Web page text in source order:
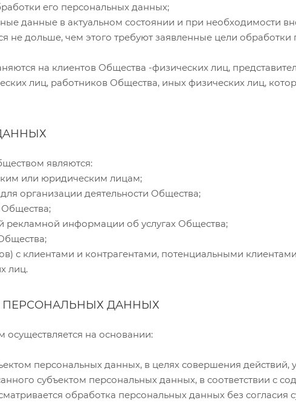
его персональных данных;
данные в актуальном состоянии и при необходимости
не дольше, чем этого требуют заявленные цели
на клиентов Общества -физических лиц,
лиц, работников Общества, иных физических лиц,
являются:
или юридическим лицам;
организации деятельности Общества;
Общества;
информации об услугах Общества;
с клиентами и контрагентами, потенциальными
лиц.
ДАННЫХ
на основании:
персональных данных, в целях совершения действий,
субъектом персональных данных, в соответствии с
обработка персональных данных без согласия